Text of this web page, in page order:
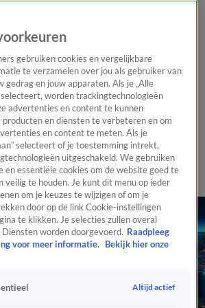
Regionieuws Het beste van Hart
Tip de
WeerTip de redactiePanelVideo's
gebruiken cookies en vergelijkbare
te verzamelen over jou als gebruiker van
gedrag en jouw apparaten. Als je „Alle
selecteert, worden trackingtechnologieën
advertenties en content te kunnen
producten en diensten te verbeteren en om
en content te meten. Als je
selecteert of je toestemming intrekt,
uitgeschakeld. We gebruiken
en essentiële cookies om de website goed te
veilig te houden. Je kunt dit menu op ieder
om je keuzes te wijzigen of om je
door op de link Cookie-instellingen
te klikken. Je selecties zullen overal
worden doorgevoerd. Raadpleeg
voor meer informatie.
Bekijk hier onze
Altijd actief